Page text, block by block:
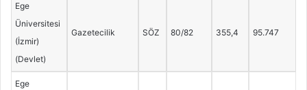
Ege
Üniversitesi
(İzmir)
(Devlet)
Gazetecilik SÖZ 80/82 355,4 95.747
Ege